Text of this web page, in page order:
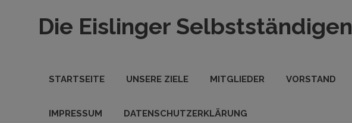
Die Eislinger Selbstständigen
Unterhemen
Hande,
STARTSEITE UNSERE ZIELE MITGLIEDER VORSTAND
IMPRESSUM DATENSCHUTZERKLÄRUNG